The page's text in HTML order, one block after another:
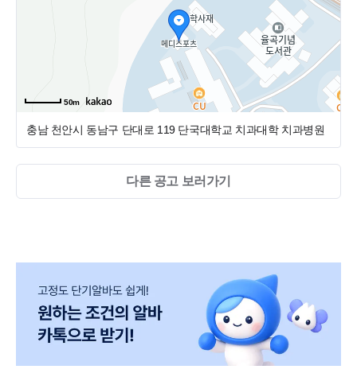
50m
충남 천안시 동남구 단대로 119 단국대학교 치과대학 치과병원
다른 공고 보러가기